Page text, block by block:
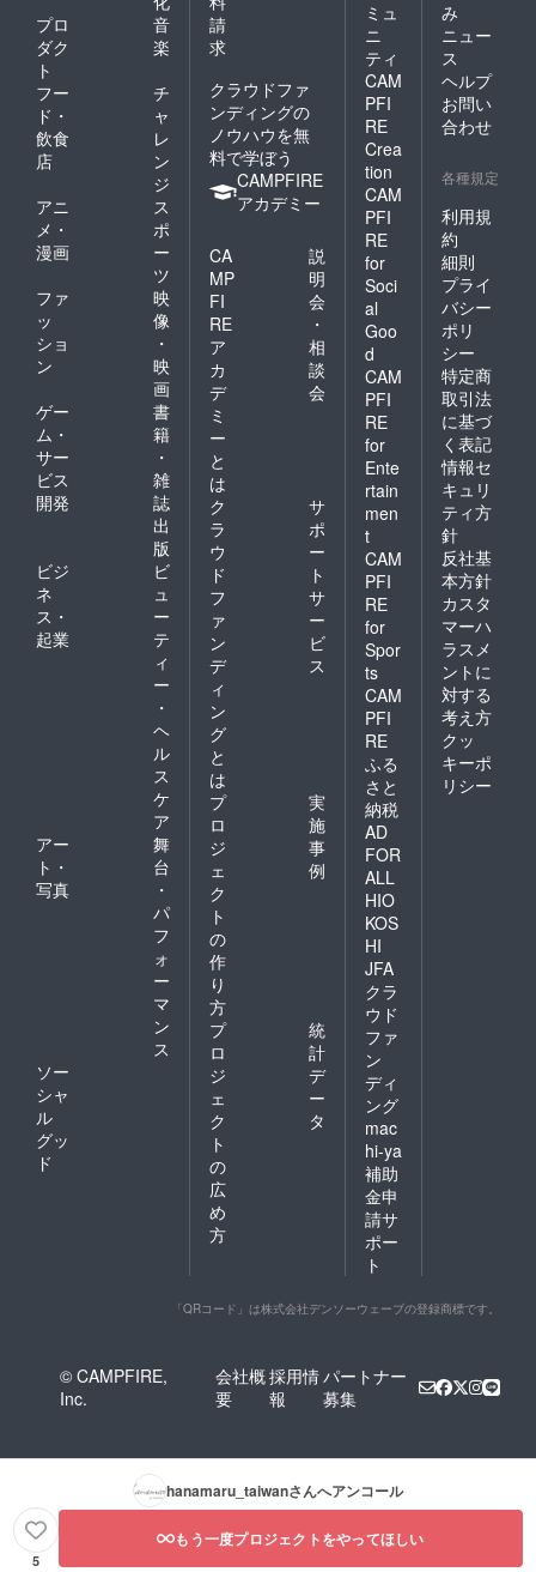
プロ
ダク
ト
音
楽
フー
ド・
飲食
店
チ
ャ
レ
ン
ジ
アニ
メ・
漫画
ス
ポ
ー
ツ
ファ
ッ
ショ
ン
映
像
・
映
画
ゲー
ム・
サー
ビス
開発
書
籍
・
雑
誌
出
版
ビジ
ネ
ス・
起業
ビ
ュ
ー
テ
ィ
ー
・
ヘ
ル
ス
ケ
ア
アー
ト・
写真
舞
台
・
パ
フ
ォ
ー
マ
ン
ス
ソー
シャ
ル
グッ
ド
請
求
クラウドファ
ンディングの
ノウハウを無
料で学ぼう
CAMPFIRE
アカデミー
CA
MP
FI
RE
ア
カ
デ
ミ
ー
と
は
説
明
会
・
相
談
会
ク
ラ
ウ
ド
フ
ァ
ン
デ
ィ
ン
グ
と
は
サ
ポ
ー
ト
サ
ー
ビ
ス
プ
ロ
ジ
ェ
ク
ト
の
作
り
方
実
施
事
例
プ
ロ
ジ
ェ
ク
ト
の
広
め
方
統
計
デ
ー
タ
ミュ
ニ
ティ
CAM
PFI
RE
Crea
tion
CAM
PFI
RE
for
Soci
al
Goo
d
CAM
PFI
RE
for
Ente
rtain
men
t
CAM
PFI
RE
for
Spor
ts
CAM
PFI
RE
ふる
さと
納税
AD
FOR
ALL
HIO
KOS
HI
JFA
クラ
ウド
ファ
ン
ディ
ング
mac
hi-ya
補助
金申
請サ
ポー
ト
み
ニュー
ス
ヘルプ
お問い
合わせ
各種規定
利用規
約
細則
プライ
バシー
ポリ
シー
特定商
取引法
に基づ
く表記
情報セ
キュリ
ティ方
針
反社基
本方針
カスタ
マーハ
ラスメ
ントに
対する
考え方
クッ
キーポ
リシー
「QRコード」は株式会社デンソーウェーブの登録商標です。
© CAMPFIRE,
Inc.
会社概
要
採用情
報
パートナー
募集
hanamaru_taiwanさんへアンコール
5
もう一度プロジェクトをやってほしい